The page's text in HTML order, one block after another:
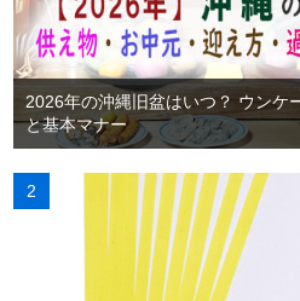
2026年の沖縄旧盆はいつ？ ウンケ
と基本マナー